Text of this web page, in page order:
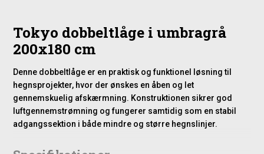
Tokyo dobbeltlåge i umbragrå
200x180 cm
Denne dobbeltlåge er en praktisk og funktionel løsning til
hegnsprojekter, hvor der ønskes en åben og let
gennemskuelig afskærmning. Konstruktionen sikrer god
luftgennemstrømning og fungerer samtidig som en stabil
adgangssektion i både mindre og større hegnslinjer.